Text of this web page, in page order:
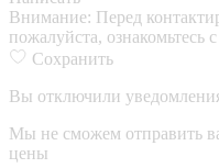
Внимание: Перед
пожалуйста, ознакомьтесь с
Сохранить
Вы отключили
Мы не сможем отправить
цены